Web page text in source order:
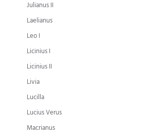
Julianus II
Laelianus
Leo I
Licinius I
Licinius II
Livia
Lucilla
Lucius Verus
Macrianus